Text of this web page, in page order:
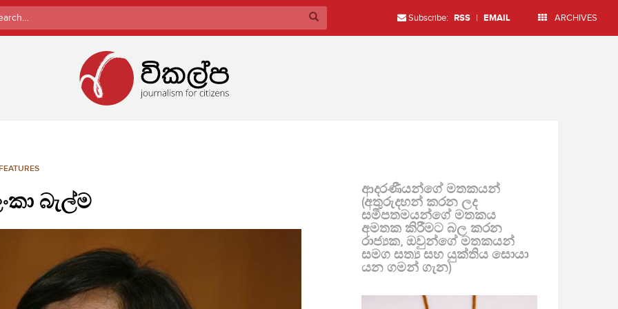
Subscribe: RSS | EMAIL ARCHIVES
බැල්ම
ආදරණීයන්ගේ මතකයන්
(අතුරුදහන් කරන ලද
සමීපතමයන්ගේ මතකය
අමතක කිරීමට බල කරන
රාජ්‍යක, ඔවුන්ගේ මතකයන්
සමග සත්‍ය සහ යුක්තිය සොයා
යන ගමන් ගැන)